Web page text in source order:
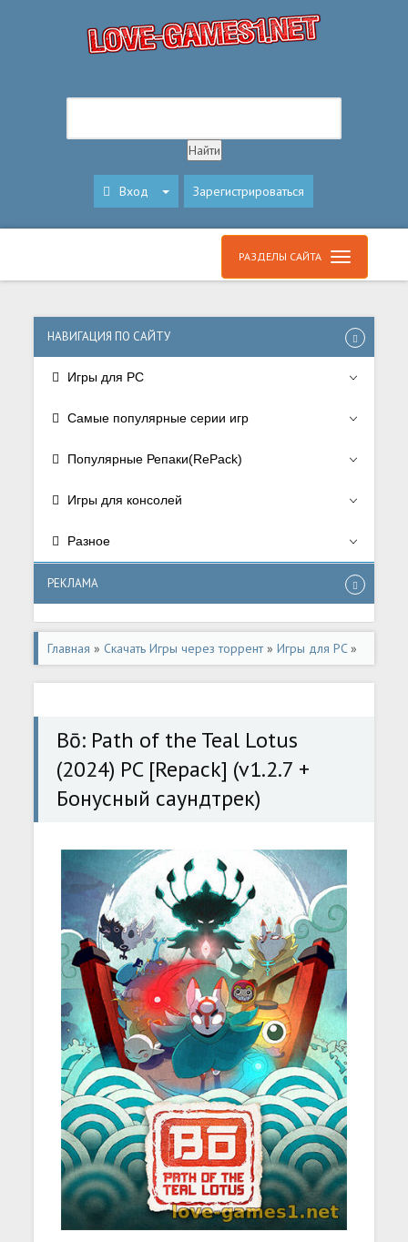
Вход Зарегистрироваться
РАЗДЕЛЫ САЙТА
НАВИГАЦИЯ ПО САЙТУ
Игры для PC
Самые популярные серии игр
Популярные Репаки(RePack)
Игры для консолей
Разное
РЕКЛАМА
Главная » Скачать Игры через торрент»Игры для PC»
Аркады/Arcade
Bō: Path of the Teal Lotus
(2024) PC [Repack] (v1.2.7 +
Бонусный саундтрек)